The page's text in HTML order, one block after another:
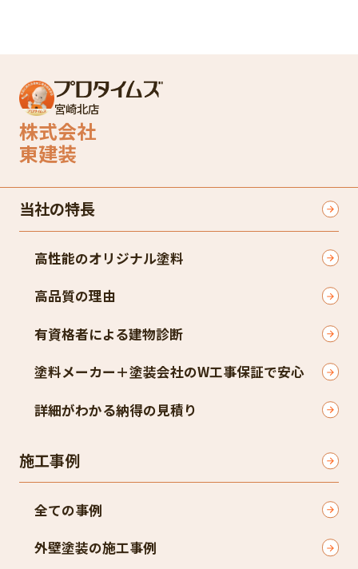
宮崎北店
株式会社
東建装
当社の特長
高性能のオリジナル塗料
高品質の理由
有資格者による建物診断
塗料メーカー＋塗装会社のW工事保証で安心
詳細がわかる納得の見積り
施工事例
全ての事例
外壁塗装の施工事例